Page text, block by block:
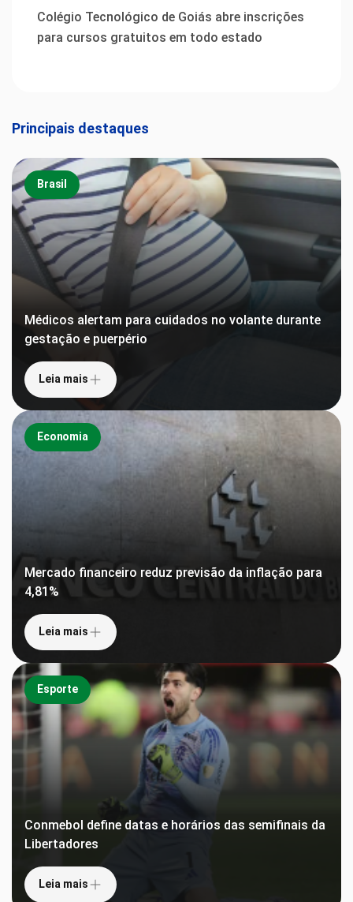
Colégio Tecnológico de Goiás abre inscrições
para cursos gratuitos em todo estado
Principais destaques
Brasil
Médicos alertam para cuidados no volante durante
gestação e puerpério
Leia mais
Economia
Mercado financeiro reduz previsão da inflação para
4,81%
Leia mais
Esporte
Conmebol define datas e horários das semifinais da
Libertadores
Leia mais